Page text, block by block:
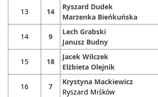
13 14
Ryszard Dudek
Marzenka Bieńkuńska
14 9
Lech Grabski
Janusz Budny
15 18
Jacek Wilczek
Elżbieta Olejnik
16 7
Krystyna Mackiewicz
Ryszard Miśków